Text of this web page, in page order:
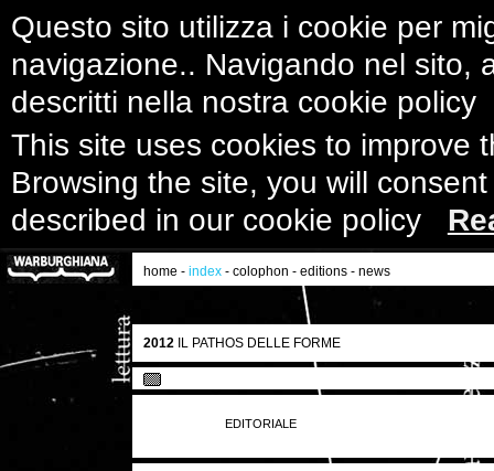
Questo sito utilizza i cookie per
navigazione.. Navigando nel sito,
descritti nella nostra cookie
This site uses cookies to improve
Browsing the site, you will
described in our cookie policy
home - index - colophon - editions - news
2012 IL PATHOS DELLE FORME
EDITORIALE